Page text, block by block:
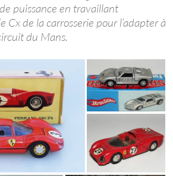
puissance en travaillant
Cx de la carrosserie pour l’adapter à
du Mans.